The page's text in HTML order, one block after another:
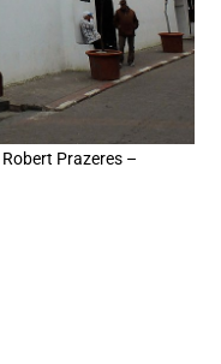
Prazeres –